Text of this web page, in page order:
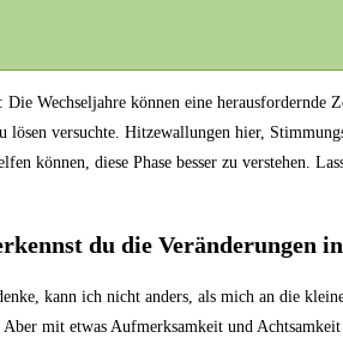
Wechseljahre können eine
lösen versuchte.​ Hitzewallungen hier,
können, diese Phase besser zu⁢ verstehen.⁢
du die Veränderungen
kann ich nicht⁤ anders, als ​mich‌ an die
mit etwas Aufmerksamkeit und